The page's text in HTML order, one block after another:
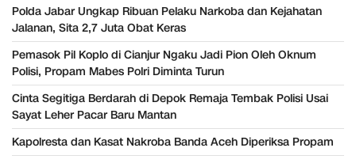
Polda Jabar Ungkap Ribuan Pelaku Narkoba dan Kejahatan
Jalanan, Sita 2,7 Juta Obat Keras
Pemasok Pil Koplo di Cianjur Ngaku Jadi Pion Oleh Oknum
Polisi, Propam Mabes Polri Diminta Turun
Cinta Segitiga Berdarah di Depok Remaja Tembak Polisi Usai
Sayat Leher Pacar Baru Mantan
Kapolresta dan Kasat Nakroba Banda Aceh Diperiksa Propam